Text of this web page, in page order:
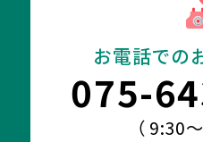
お電話での
075-
（ 9:30